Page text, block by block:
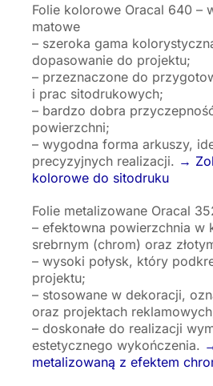
Folie kolorowe Oracal 640 –
matowe
– szeroka gama
dopasowanie do projektu;
– przeznaczone do
i prac sitodrukowych;
– bardzo dobra
powierzchni;
– wygodna forma arkuszy,
precyzyjnych realizacji. →
kolorowe do sitodruku
Folie metalizowane Oracal
– efektowna powierzchnia w
srebrnym (chrom) oraz
– wysoki połysk, który
projektu;
– stosowane w dekoracji,
oraz projektach
– doskonałe do realizacji
estetycznego wykończenia.
metalizowaną z efektem